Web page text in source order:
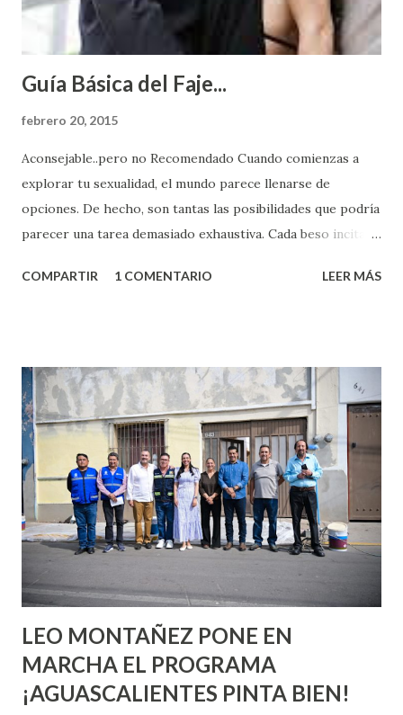
Guía Básica del Faje...
febrero 20, 2015
Aconsejable..pero no Recomendado Cuando comienzas a
explorar tu sexualidad, el mundo parece llenarse de
opciones. De hecho, son tantas las posibilidades que podría
parecer una tarea demasiado exhaustiva. Cada beso incita
partes de ti que jamás hubieras imaginado. El problema es
conoces ni la mitad de lo que deberías saber. Pero incluso
quienes ya han tenido relaciones sexuales no son expertos
o expertas en el tema. Siempre hay algo nuevo que
aprender y nuevas experiencias que conocer. Si eres una
chica y aún no has tenido relaciones sexuales, tal vez
pienses que el sexo será increíble y no puedas esperar para
experimentarlo, pero como cualquier persona con
experiencia te dirá, siempre es mejor cuando ambas partes
son suficientemen...
COMPARTIR 1 COMENTARIO LEER MÁS
LEO MONTAÑEZ PONE EN
MARCHA EL PROGRAMA
¡AGUASCALIENTES PINTA BIEN!